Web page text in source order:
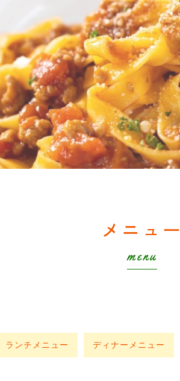
メニュー
menu
ランチメニュー ディナーメニュー